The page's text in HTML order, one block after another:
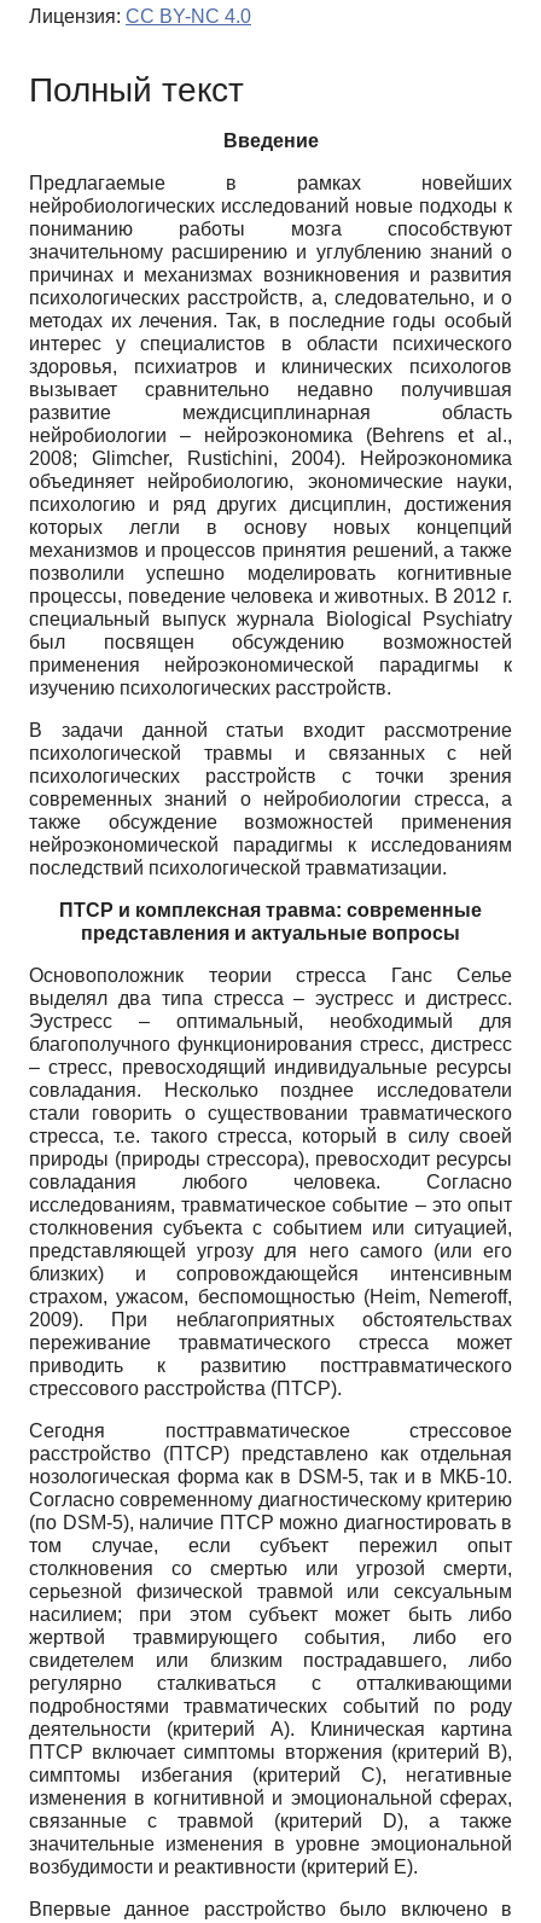
Лицензия: CC BY-NC 4.0
Полный текст
Введение
Предлагаемые в рамках новейших
нейробиологических исследований новые подходы к
пониманию работы мозга способствуют
значительному расширению и углублению знаний о
причинах и механизмах возникновения и развития
психологических расстройств, а, следовательно, и о
методах их лечения. Так, в последние годы особый
интерес у специалистов в области психического
здоровья, психиатров и клинических психологов
вызывает сравнительно недавно получившая
развитие междисциплинарная область
нейробиологии – нейроэкономика (Behrens et al.,
2008; Glimcher, Rustichini, 2004). Нейроэкономика
объединяет нейробиологию, экономические науки,
психологию и ряд других дисциплин, достижения
которых легли в основу новых концепций
механизмов и процессов принятия решений, а также
позволили успешно моделировать когнитивные
процессы, поведение человека и животных. В 2012 г.
специальный выпуск журнала Biological Psychiatry
был посвящен обсуждению возможностей
применения нейроэкономической парадигмы к
изучению психологических расстройств.
В задачи данной статьи входит рассмотрение
психологической травмы и связанных с ней
психологических расстройств с точки зрения
современных знаний о нейробиологии стресса, а
также обсуждение возможностей применения
нейроэкономической парадигмы к исследованиям
последствий психологической травматизации.
ПТСР и комплексная травма: современные
представления и актуальные вопросы
Основоположник теории стресса Ганс Селье
выделял два типа стресса – эустресс и дистресс.
Эустресс – оптимальный, необходимый для
благополучного функционирования стресс, дистресс
– стресс, превосходящий индивидуальные ресурсы
совладания. Несколько позднее исследователи
стали говорить о существовании травматического
стресса, т.е. такого стресса, который в силу своей
природы (природы стрессора), превосходит ресурсы
совладания любого человека. Согласно
исследованиям, травматическое событие – это опыт
столкновения субъекта с событием или ситуацией,
представляющей угрозу для него самого (или его
близких) и сопровождающейся интенсивным
страхом, ужасом, беспомощностью (Heim, Nemeroff,
2009). При неблагоприятных обстоятельствах
переживание травматического стресса может
приводить к развитию посттравматического
стрессового расстройства (ПТСР).
Сегодня посттравматическое стрессовое
расстройство (ПТСР) представлено как отдельная
нозологическая форма как в DSM-5, так и в МКБ-10.
Согласно современному диагностическому критерию
(по DSM-5), наличие ПТСР можно диагностировать в
том случае, если субъект пережил опыт
столкновения со смертью или угрозой смерти,
серьезной физической травмой или сексуальным
насилием; при этом субъект может быть либо
жертвой травмирующего события, либо его
свидетелем или близким пострадавшего, либо
регулярно сталкиваться с отталкивающими
подробностями травматических событий по роду
деятельности (критерий А). Клиническая картина
ПТСР включает симптомы вторжения (критерий B),
симптомы избегания (критерий C), негативные
изменения в когнитивной и эмоциональной сферах,
связанные с травмой (критерий D), а также
значительные изменения в уровне эмоциональной
возбудимости и реактивности (критерий E).
Впервые данное расстройство было включено в